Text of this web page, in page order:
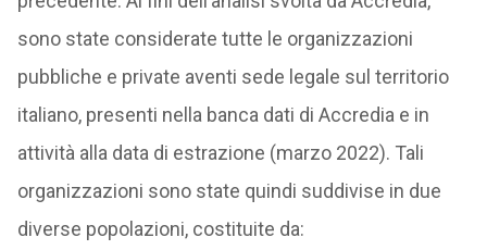
sono state considerate tutte le organizzazioni
pubbliche e private aventi sede legale sul territorio
italiano, presenti nella banca dati di Accredia e in
attività alla data di estrazione (marzo 2022). Tali
organizzazioni sono state quindi suddivise in due
diverse popolazioni, costituite da: